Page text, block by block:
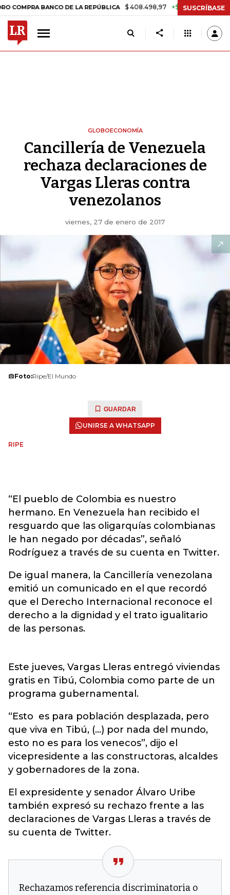
BANCO DE LA REPÚBLICA $ 408.498,97 +$ 8.753,81 +2,19%
SUSCRÍBASE
GLOBOECONOMÍA
Cancillería de Venezuela
rechaza declaraciones de
Vargas Lleras contra
venezolanos
viernes, 27 de enero de 2017
Foto:Ripe/El Mundo
GUARDAR
UNIRSE A WHATSAPP
RIPE
“El pueblo de Colombia es nuestro
hermano. En Venezuela han recibido el
resguardo que las oligarquías colombianas
le han negado por décadas”, señaló
Rodríguez a través de su cuenta en Twitter.
De igual manera, la Cancillería venezolana
emitió un comunicado en el que recordó
que el Derecho Internacional reconoce el
derecho a la dignidad y el trato igualitario
de las personas.
Este jueves, Vargas Lleras entregó viviendas
gratis en Tibú, Colombia como parte de un
programa gubernamental.
“Esto es para población desplazada, pero
que viva en Tibú, (…) por nada del mundo,
esto no es para los venecos”, dijo el
vicepresidente a las constructoras, alcaldes
y gobernadores de la zona.
El expresidente y senador Álvaro Uribe
también expresó su rechazo frente a las
declaraciones de Vargas Lleras a través de
su cuenta de Twitter.
Rechazamos referencia discriminatoria o